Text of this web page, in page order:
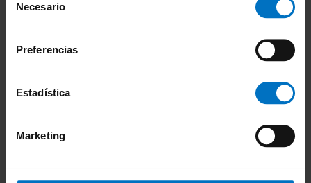
Necesario
Preferencias
Estadística
Marketing
Sujetador con relleno Wacoal Raffine Contour
68,00 €